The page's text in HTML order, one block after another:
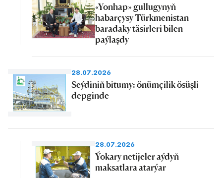
«Yonhap» gullugynyň
habarçysy Türkmenistan
baradaky täsirleri bilen
paýlaşdy
28.07.2026
Seýdiniň bitumy: önümçilik ösüşli
depginde
28.07.2026
Ýokary netijeler aýdyň
maksatlara atarýar